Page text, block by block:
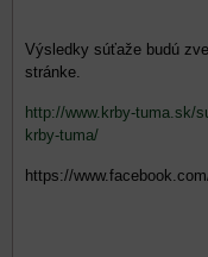
Výsledky súťaže budú
stránke.
http://www.krby-tuma.sk/
krby-tuma/
https://